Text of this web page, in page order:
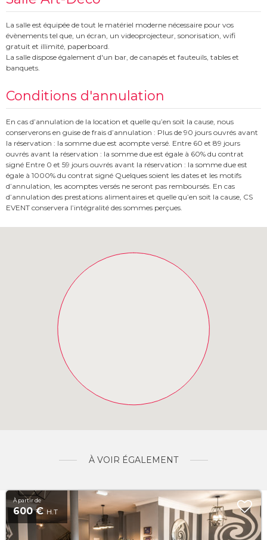
La salle est équipée de tout le matériel moderne nécessaire pour vos
évènements tel que, un écran, un videoprojecteur, sonorisation, wifi
gratuit et illimité, paperboard.
La salle dispose également d'un bar, de canapés et fauteuils, tables et
banquets.
Conditions d'annulation
En cas d’annulation de la location et quelle qu’en soit la cause, nous
conserverons en guise de frais d’annulation : Plus de 90 jours ouvrés avant
la réservation : la somme due est acompte versé. Entre 60 et 89 jours
ouvrés avant la réservation : la somme due est égale à 60% du contrat
signé Entre 0 et 59 jours ouvrés avant la réservation : la somme due est
égale à 1000% du contrat signé Quelques soient les dates et les motifs
d’annulation, les acomptes versés ne seront pas remboursés. En cas
d’annulation des prestations alimentaires et quelle qu’en soit la cause, CS
EVENT conservera l’intégralité des sommes perçues.
À VOIR ÉGALEMENT
À partir de
600 €H.T